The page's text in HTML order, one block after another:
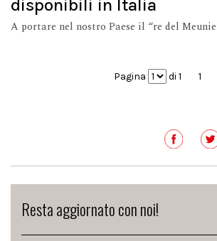
disponibili in Italia
A portare nel nostro Paese il “re del
Pagina di 1 1
Resta aggiornato con noi!